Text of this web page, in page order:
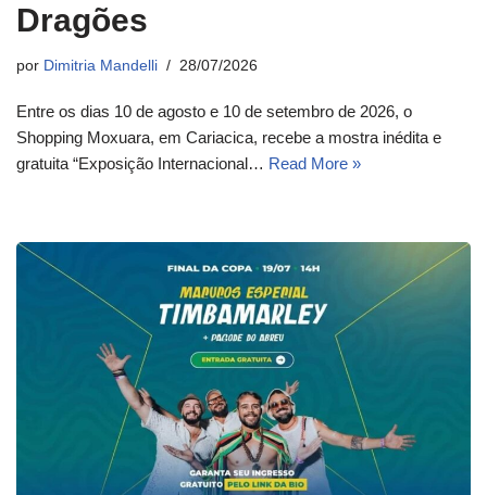
Dragões
por Dimitria Mandelli 28/07/2026
Entre os dias 10 de agosto e 10 de setembro de 2026, o
Shopping Moxuara, em Cariacica, recebe a mostra inédita e
gratuita “Exposição Internacional… Read More »